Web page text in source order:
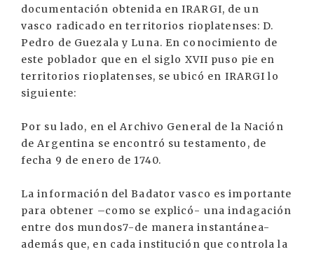
documentación obtenida en IRARGI, de un
vasco radicado en territorios rioplatenses: D.
Pedro de Guezala y Luna. En conocimiento de
este poblador que en el siglo XVII puso pie en
territorios rioplatenses, se ubicó en IRARGI lo
siguiente:
Por su lado, en el Archivo General de la Nación
de Argentina se encontró su testamento, de
fecha 9 de enero de 1740.
La información del Badator vasco es importante
para obtener –como se explicó- una indagación
entre dos mundos7-de manera instantánea-
además que, en cada institución que controla la